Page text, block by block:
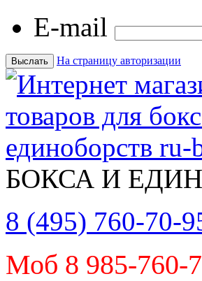
E-mail
На страницу авторизации
БОКСА И
8 (495) 760-70-
Моб 8 985-760-